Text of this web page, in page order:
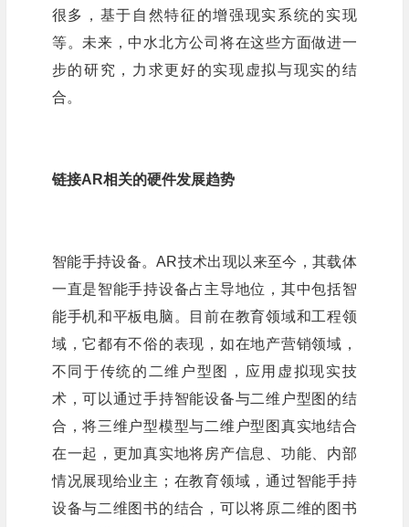
很多，基于自然特征的增强现实系统的实现
等。未来，中水北方公司将在这些方面做进一
步的研究，力求更好的实现虚拟与现实的结
合。
链接AR相关的硬件发展趋势
智能手持设备。AR技术出现以来至今，其载体
一直是智能手持设备占主导地位，其中包括智
能手机和平板电脑。目前在教育领域和工程领
域，它都有不俗的表现，如在地产营销领域，
不同于传统的二维户型图，应用虚拟现实技
术，可以通过手持智能设备与二维户型图的结
合，将三维户型模型与二维户型图真实地结合
在一起，更加真实地将房产信息、功能、内部
情况展现给业主；在教育领域，通过智能手持
设备与二维图书的结合，可以将原二维的图书